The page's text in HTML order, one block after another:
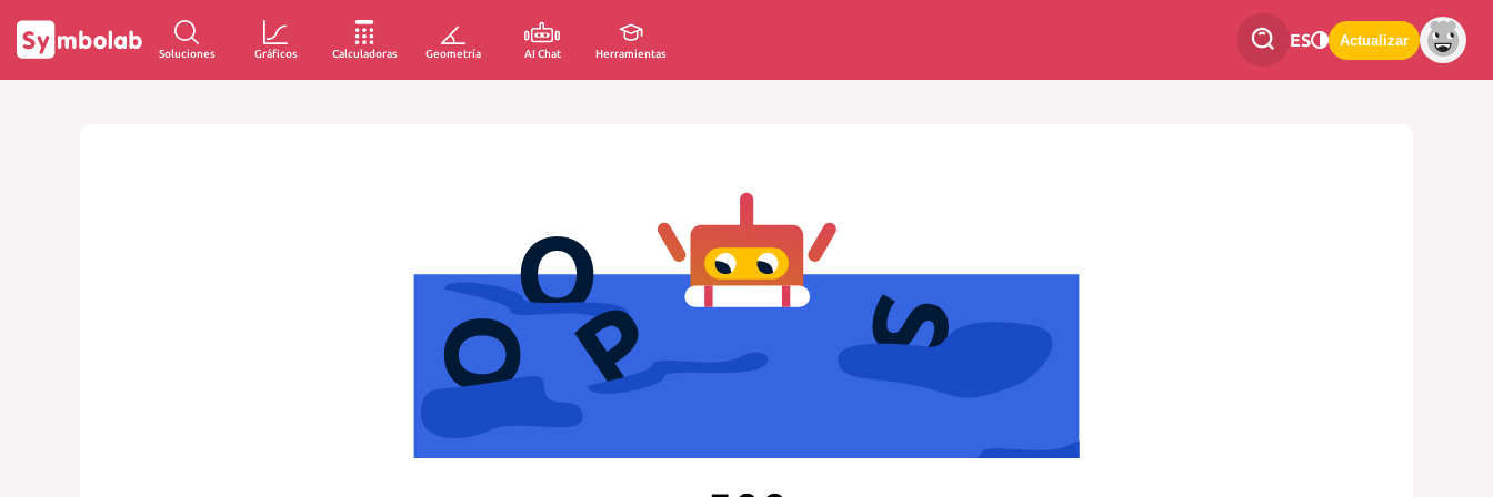
Soluciones Gráficos Calculadoras Geometría AI Chat Herramientas
ES Actualizar